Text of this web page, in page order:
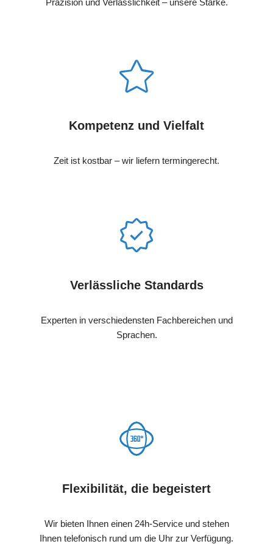
Kompetenz und Vielfalt
Zeit ist kostbar – wir liefern termingerecht.
Verlässliche Standards
Experten in verschiedensten Fachbereichen und
Sprachen.
Flexibilität, die begeistert
Wir bieten Ihnen einen 24h-Service und stehen
Ihnen telefonisch rund um die Uhr zur Verfügung.